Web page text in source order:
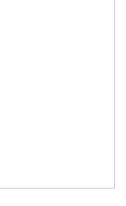
plochá 35x6mm